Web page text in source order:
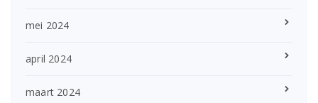
mei 2024
april 2024
maart 2024